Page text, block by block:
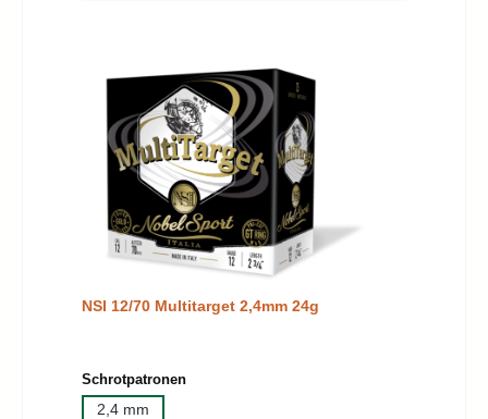
NSI 12/70 Multitarget 2,4mm 24g
Schrotpatronenauswählen
2,4 mm